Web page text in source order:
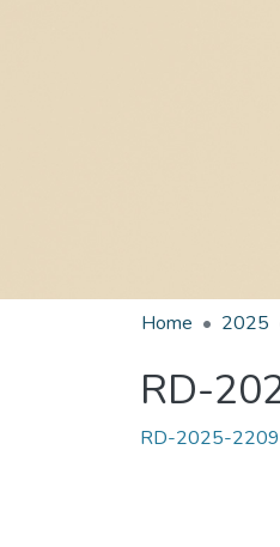
Home 2025
RD-
RD-2025-